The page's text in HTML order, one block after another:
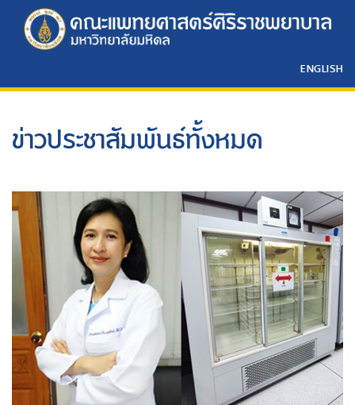
ENGLISH
ข่าวประชาสัมพันธ์ทั้งหมด